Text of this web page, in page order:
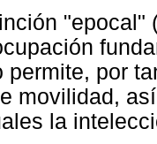
"epocal"
por
movilidad,
la